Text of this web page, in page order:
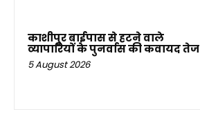
काशीपुर बाईपास से हटने वाले
व्यापारियों के पुनर्वास की कवायद तेज
5 August 2026